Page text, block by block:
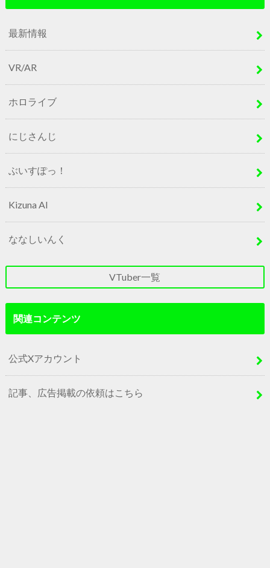
最新情報
VR/AR
ホロライブ
にじさんじ
ぶいすぽっ！
Kizuna AI
ななしいんく
VTuber一覧
関連コンテンツ
公式Xアカウント
記事、広告掲載の依頼はこちら